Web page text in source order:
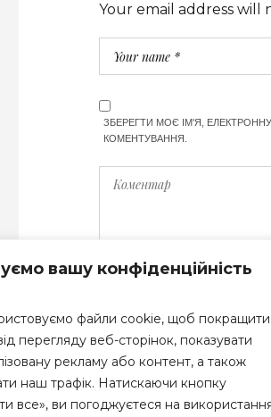
вашу конфіденційність
файли cookie, щоб покращити
перегляду веб-сторінок, показувати
рекламу або контент, а також
наш трафік. Натискаючи кнопку
все», ви погоджуєтеся на
Your email address will
ЗБЕРЕГТИ МОЄ ІМ'Я,
КОМЕНТУВАННЯ.